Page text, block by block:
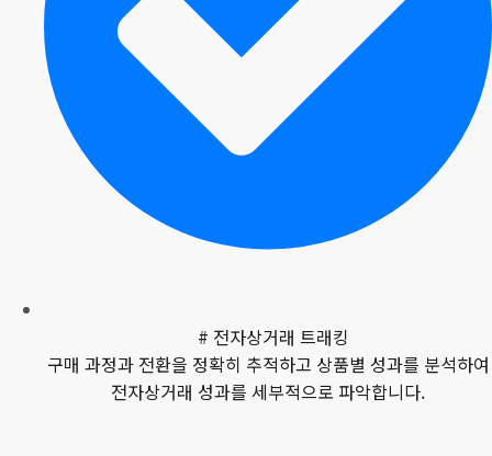
# 전자상거래 트래킹
구매 과정과 전환을 정확히 추적하고 상품별 성과를 분석하여
전자상거래 성과를 세부적으로 파악합니다.